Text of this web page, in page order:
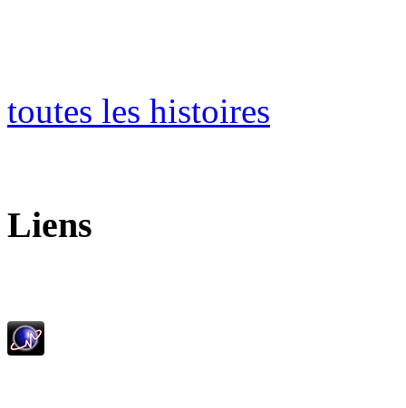
toutes les histoires
Liens